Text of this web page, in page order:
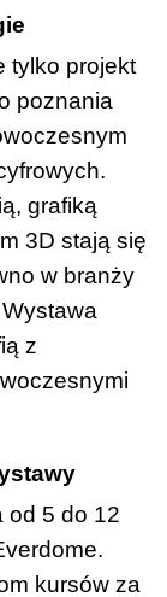
tylko projekt
poznania
grafiką
3D stają się
w branży
z
od 5 do 12
kursów za